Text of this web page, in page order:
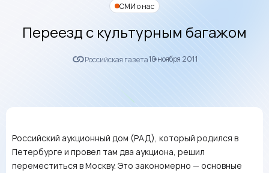
СМИ о нас
Переезд с культурным багажом
Российская газета18 ноября 2011
Российский аукционный дом (РАД), который родился в
Петербурге и провел там два аукциона, решил
переместиться в Москву. Это закономерно — основные